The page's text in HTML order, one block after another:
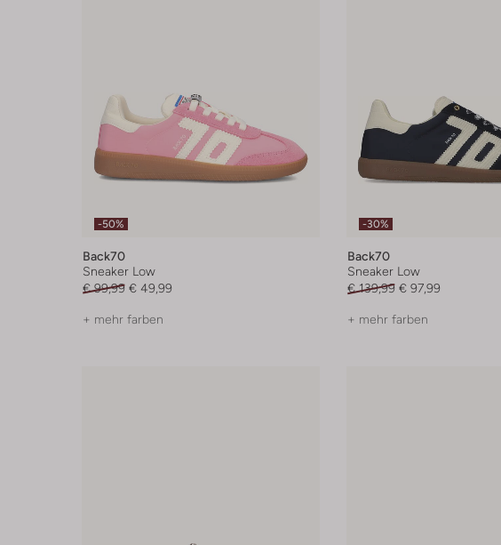
-50%
Back70
Sneaker Low
€ 99,99 € 49,99
+ mehr farben
-30%
Back70
Sneaker Low
€ 139,99 € 97,99
+ mehr farben